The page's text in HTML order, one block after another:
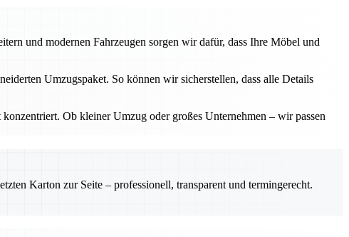
und modernen Fahrzeugen sorgen wir dafür, dass Ihre Möbel und
Umzugspaket. So können wir sicherstellen, dass alle Details
Ob kleiner Umzug oder großes Unternehmen – wir passen
Karton zur Seite – professionell, transparent und termingerecht.